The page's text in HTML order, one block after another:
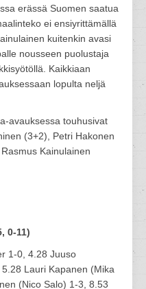
erässä Suomen saatua
ei ensiyrittämällä
kuitenkin avasi
nousseen puolustaja
Kaikkiaan
lopulta neljä
avauksessa touhusivat
(3+2), Petri Hakonen
Kainulainen
0-11)
1-0, 4.28 Juuso
Lauri Kapanen (Mika
(Nico Salo) 1-3, 8.53